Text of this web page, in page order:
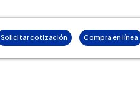
Solicitar cotización Compra en línea